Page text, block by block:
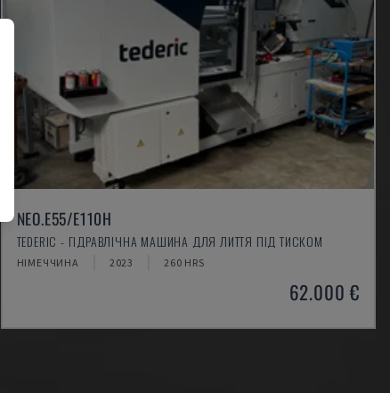
NEO.E55/E110H
TEDERIC - ГІДРАВЛІЧНА МАШИНА ДЛЯ ЛИТТЯ ПІД ТИСКОМ
НІМЕЧЧИНА 2023 260 HRS
62.000 €